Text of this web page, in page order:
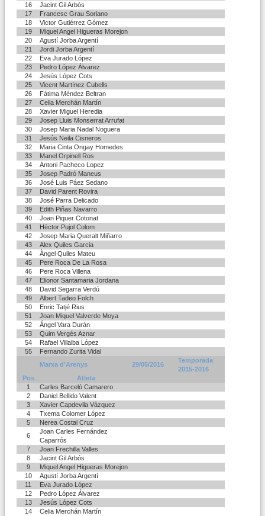
16
Jacint Gil Arbós
17
Francesc Grau Soriano
18
Victor Gutiérrez Gómez
19
Miquel Angel Higueras Morejon
20
Agustí Jorba Argentí
21
Jordi Jorba Argentí
22
Eva Jurado López
23
Pedro López Álvarez
24
Jesús López Cots
25
Vicent Martínez Cubells
26
Fátima Méndez Beltran
27
Celia Merchán Martín
28
Xavier Miguel Heredia
29
Josep Lluis Monserrat Arrufat
30
Josep Maria Nadal Noguera
31
Jesús Neila Cisneros
32
Maria Cinta Ongay Homedes
33
Manel Orpinell Ros
34
Antoni Pacheco Lopez
35
Josep Padró Maneus
36
José Luis Páez Sedano
37
David Parent Rovira
38
José Parra Delicado
39
Edith Piñas Navarro
40
Joan Piquer Cotonat
41
Hèctor Pujol Colom
42
Josep Maria Queralt Miñarro
43
Alex Quiles Garcia
44
Àngel Quiles Mateu
45
Pere Roca De La Rosa
46
Pere Roca Villena
47
Elionor Santamaria Jordana
48
David Segarra Verdú
49
Albert Tadeo Folch
50
Enric Tatjé Rius
51
Joan Miquel Valverde Moya
52
Ángel Vara Durán
53
Quim Vergés Aznar
54
Rafael Villalba López
55
Fernando Zurita Vidal
Marxa d'Arenys
29/05/2016
Temporada
2015-2016
Pos
Atleta
1
Carles Barceló Camarero
2
Daniel Bellido Valent
3
Xavier Capdevila Vàzquez
4
Txema Colomer López
5
Nerea Costal Cruz
6
Joan Carles Fernández
Caparrós
7
Joan Frechilla Valles
8
Jacint Gil Arbós
9
Miquel Angel Higueras Morejon
10
Agustí Jorba Argentí
11
Eva Jurado López
12
Pedro López Álvarez
13
Jesús López Cots
14
Celia Merchán Martín